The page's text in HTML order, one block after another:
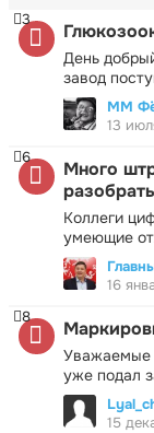
День
завод
3
ММ
13
Много
Коллеги
умеющие
6
16
Уважаемые
уже подал
8
15